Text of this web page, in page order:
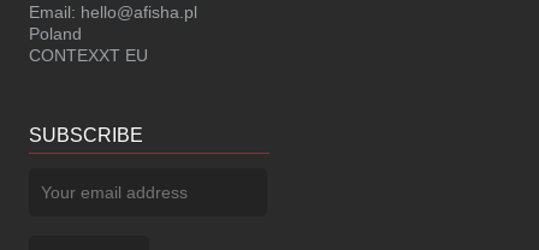
Email: hello@afisha.pl
Poland
CONTEXXT EU
SUBSCRIBE